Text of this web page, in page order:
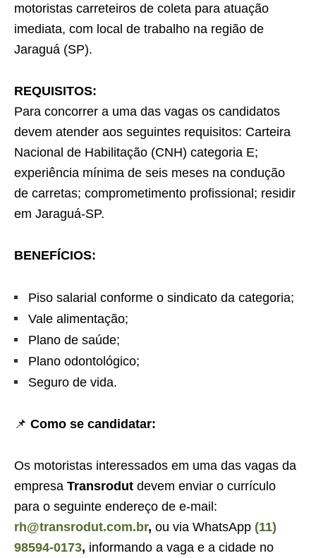
motoristas carreteiros de coleta para atuação
imediata, com local de trabalho na região de
Jaraguá (SP).
REQUISITOS:
Para concorrer a uma das vagas os candidatos
devem atender aos seguintes requisitos: Carteira
Nacional de Habilitação (CNH) categoria E;
experiência mínima de seis meses na condução
de carretas; comprometimento profissional; residir
em Jaraguá-SP.
BENEFÍCIOS:
Piso salarial conforme o sindicato da categoria;
Vale alimentação;
Plano de saúde;
Plano odontológico;
Seguro de vida.
📌 Como se candidatar:
Os motoristas interessados em uma das vagas da
empresa Transrodut devem enviar o currículo
para o seguinte endereço de e-mail:
rh@transrodut.com.br, ou via WhatsApp (11)
98594-0173, informando a vaga e a cidade no